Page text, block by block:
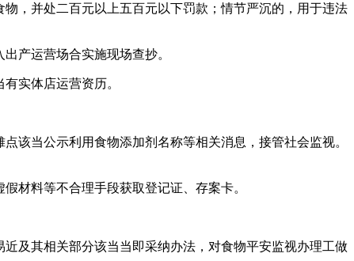
，并处二百元以上五百元以下罚款；情节严沉的，用于违法
产运营场合实施现场查抄。
实体店运营资历。
当公示利用食物添加剂名称等相关消息，接管社会监视。
材料等不合理手段获取登记证、存案卡。
及其相关部分该当当即采纳办法，对食物平安监视办理工做